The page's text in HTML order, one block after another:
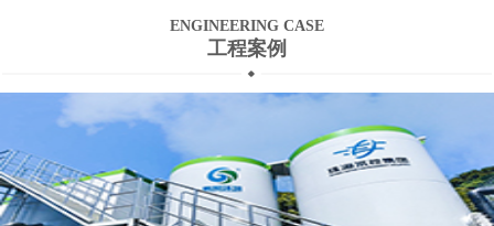
ENGINEERING CASE
工程案例